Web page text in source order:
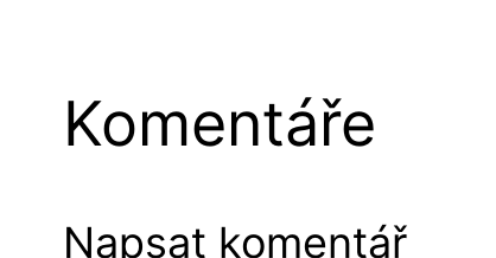
Komentáře
Napsat komentář